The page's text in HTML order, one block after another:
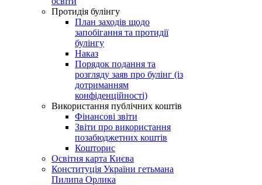
Протидія булінгу
План заходів щодо
запобігання та протидії
булінгу
Наказ
Порядок подання та
розгляду заяв про булінг (із
дотриманням
конфіденційності)
Використання публічних коштів
Фінансові звіти
Звіти про використання
позабюджетних коштів
Кошторис
Освітня карта Києва
Конституція України гетьмана
Пилипа Орлика